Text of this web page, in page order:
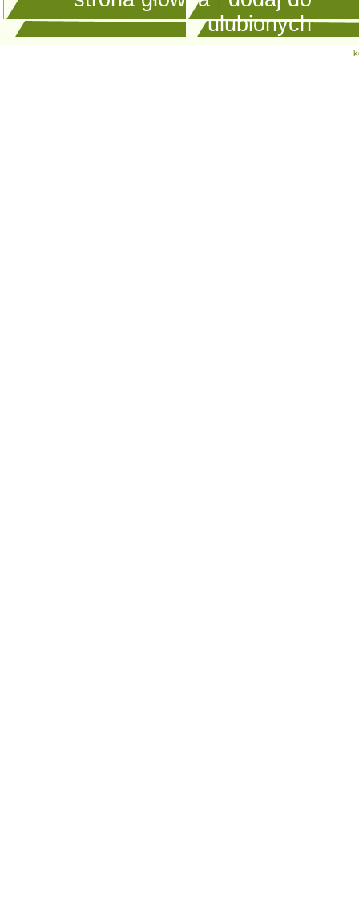
ulubionych